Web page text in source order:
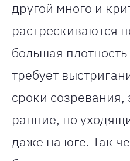
другой много и
растрескиваются
большая
требует
сроки
ранние, но
даже на юге. Так